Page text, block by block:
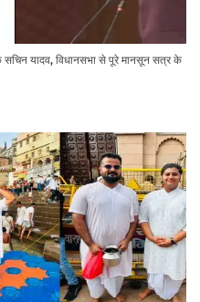
यादव, विधानसभा से पूरे मानसून सत्र के